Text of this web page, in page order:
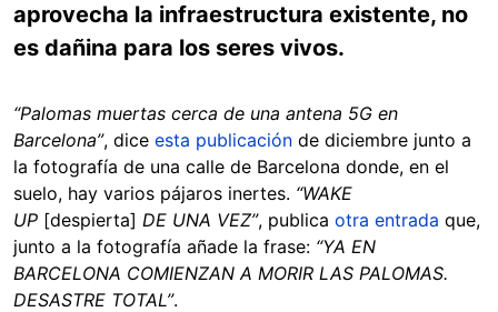
aprovecha la infraestructura existente, no
es dañina para los seres vivos.
“Palomas muertas cerca de una antena 5G en
Barcelona”, dice esta publicación de diciembre junto a
la fotografía de una calle de Barcelona donde, en el
suelo, hay varios pájaros inertes. “WAKE
UP [despierta] DE UNA VEZ”, publica otra entrada que,
junto a la fotografía añade la frase: “YA EN
BARCELONA COMIENZAN A MORIR LAS PALOMAS.
DESASTRE TOTAL”.